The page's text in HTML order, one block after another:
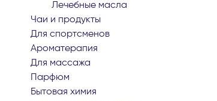
лечебные масла
чаи и продукты
для спортсменов
ароматерапия
для массажа
парфюм
бытовая химия